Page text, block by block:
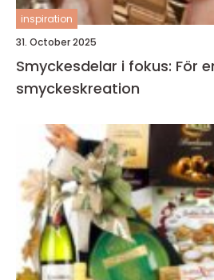
inspiration
31. October 2025
Smyckesdelar i fokus: För
smyckeskreation